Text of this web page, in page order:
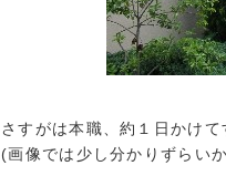
さすがは本職、約１日かけ
(画像では少し分かりずらい